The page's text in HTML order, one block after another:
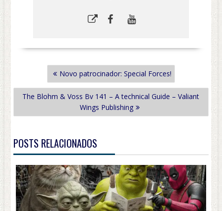
NAVEGAÇÃO
POST
Novo patrocinador: Special Forces!
The Blohm & Voss Bv 141 – A technical Guide – Valiant
Wings Publishing
POSTS RELACIONADOS